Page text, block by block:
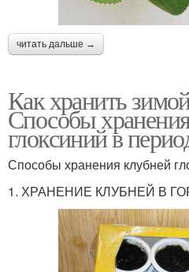
читать дальше →
Как хранить
Способы
глоксиний в
Способы хранения клубней
1. ХРАНЕНИЕ КЛУБНЕЙ В